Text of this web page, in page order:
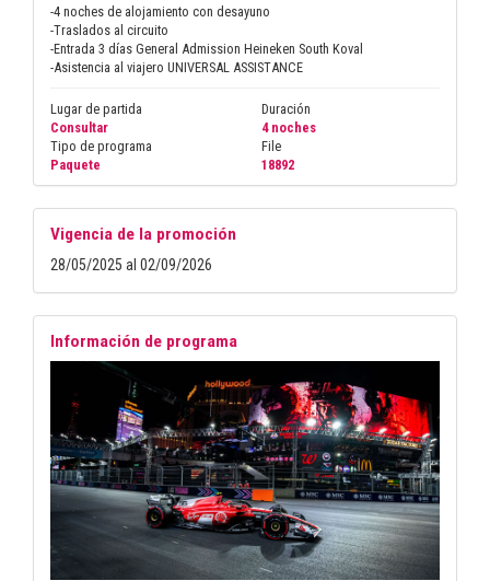
-4 noches de alojamiento con desayuno
-Traslados al circuito
-Entrada 3 días General Admission Heineken South Koval
-Asistencia al viajero UNIVERSAL ASSISTANCE
Lugar de partida
Consultar
Duración
4 noches
Tipo de programa
Paquete
File
18892
Vigencia de la promoción
28/05/2025 al 02/09/2026
Información de programa